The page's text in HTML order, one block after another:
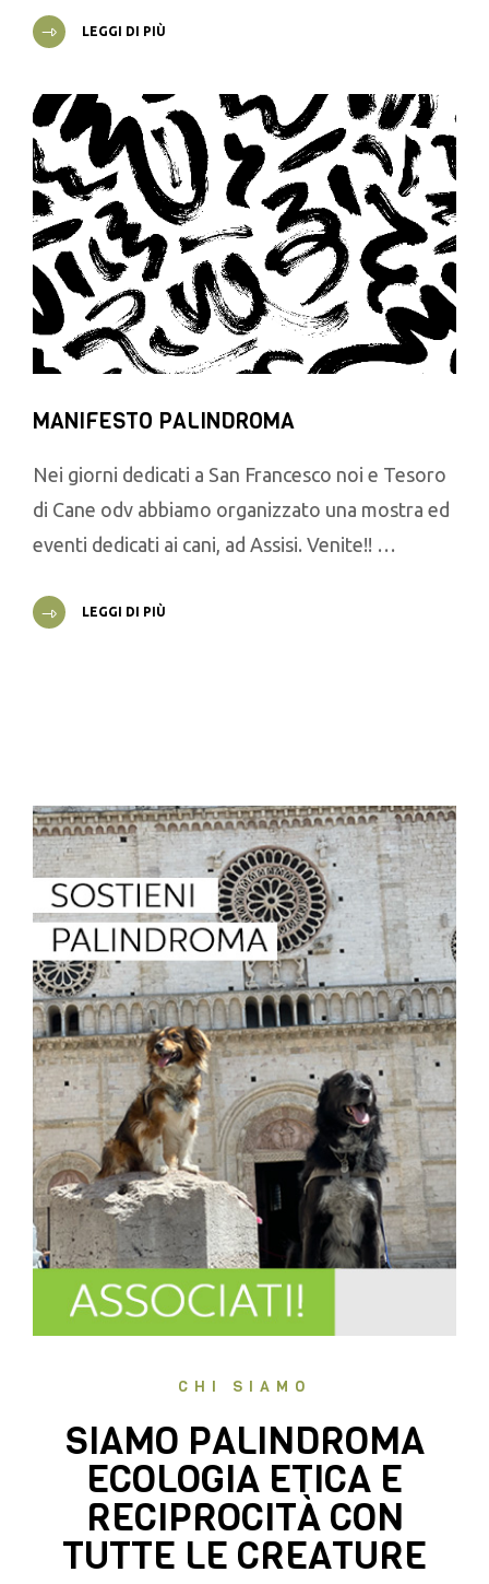
LEGGI DI PIÙ
MANIFESTO PALINDROMA
Nei giorni dedicati a San Francesco noi e Tesoro
di Cane odv abbiamo organizzato una mostra ed
eventi dedicati ai cani, ad Assisi. Venite!! …
LEGGI DI PIÙ
CHI SIAMO
SIAMO PALINDROMA
ECOLOGIA ETICA E
RECIPROCITÀ CON
TUTTE LE CREATURE